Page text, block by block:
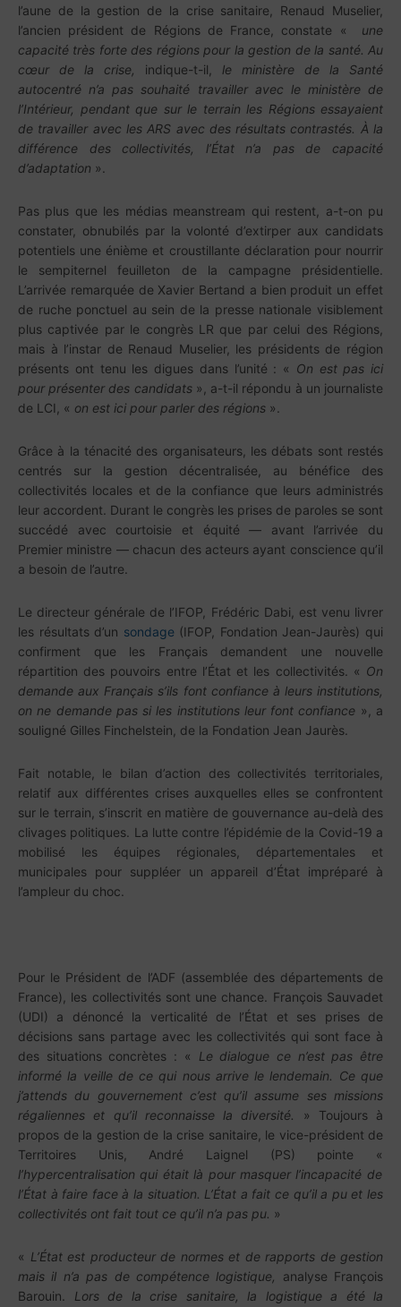
l’aune de la gestion de la crise sanitaire, Renaud Muselier,
l’ancien président de Régions de France, constate « une
capacité très forte des régions pour la gestion de la santé. Au
cœur de la crise,
indique-t-il,
le ministère de la Santé
autocentré n’a pas souhaité travailler avec le ministère de
l’Intérieur, pendant que sur le terrain les Régions essayaient
de travailler avec les ARS avec des résultats contrastés. À la
différence des collectivités, l’État n’a pas de capacité
d’adaptation ».
Pas plus que les médias meanstream qui restent, a-t-on pu
constater, obnubilés par la volonté d’extirper aux candidats
potentiels une énième et croustillante déclaration pour nourrir
le sempiternel feuilleton de la campagne présidentielle.
L’arrivée remarquée de Xavier Bertand a bien produit un effet
de ruche ponctuel au sein de la presse nationale visiblement
plus captivée par le congrès LR que par celui des Régions,
mais à l’instar de Renaud Muselier, les présidents de région
présents ont tenu les digues dans l’unité : « On est pas ici
pour présenter des candidats», a-t-il répondu à un journaliste
de LCI, « on est ici pour parler des régions ».
Grâce à la ténacité des organisateurs, les débats sont restés
centrés sur la gestion décentralisée, au bénéfice des
collectivités locales et de la confiance que leurs administrés
leur accordent. Durant le congrès les prises de paroles se sont
succédé avec courtoisie et équité — avant l’arrivée du
Premier ministre — chacun des acteurs ayant conscience qu’il
a besoin de l’autre.
Le directeur générale de l’IFOP, Frédéric Dabi, est venu livrer
les résultats d’un sondage(IFOP, Fondation Jean-Jaurès) qui
confirment que les Français demandent une nouvelle
répartition des pouvoirs entre l’État et les collectivités. « On
demande aux Français s’ils font confiance à leurs institutions,
on ne demande pas si les institutions leur font confiance », a
souligné Gilles Finchelstein, de la Fondation Jean Jaurès.
Fait notable, le bilan d’action des collectivités territoriales,
relatif aux différentes crises auxquelles elles se confrontent
sur le terrain, s’inscrit en matière de gouvernance au-delà des
clivages politiques. La lutte contre l’épidémie de la Covid-19 a
mobilisé les équipes régionales, départementales et
municipales pour suppléer un appareil d’État impréparé à
l’ampleur du choc.
Pour le Président de l’ADF (assemblée des départements de
France), les collectivités sont une chance. François Sauvadet
(UDI) a dénoncé la verticalité de l’État et ses prises de
décisions sans partage avec les collectivités qui sont face à
des situations concrètes : « Le dialogue ce n’est pas être
informé la veille de ce qui nous arrive le lendemain. Ce que
j’attends du gouvernement c’est qu’il assume ses missions
régaliennes et qu’il reconnaisse la diversité.
» Toujours à
propos de la gestion de la crise sanitaire, le vice-président de
Territoires Unis, André Laignel (PS) pointe «
l’hypercentralisation qui était là pour masquer l’incapacité de
l’État à faire face à la situation. L’État a fait ce qu’il a pu et les
collectivités ont fait tout ce qu’il n’a pas pu. »
« L’État est producteur de normes et de rapports de gestion
mais il n’a pas de compétence logistique,
analyse François
Barouin. Lors de la crise sanitaire, la logistique a été la